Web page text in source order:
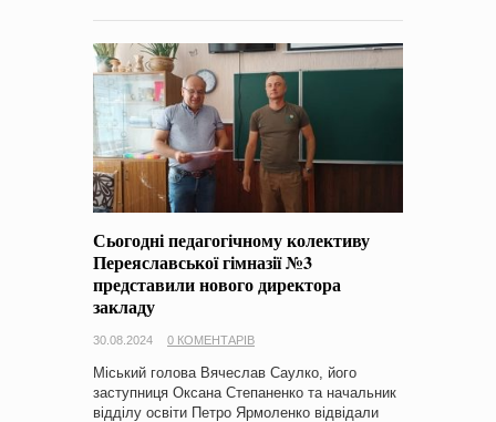
Сьогодні педагогічному колективу
Переяславської гімназії №3
представили нового директора
закладу
30.08.2024 0 КОМЕНТАРІВ
Міський голова Вячеслав Саулко, його
заступниця Оксана Степаненко та начальник
відділу освіти Петро Ярмоленко відвідали